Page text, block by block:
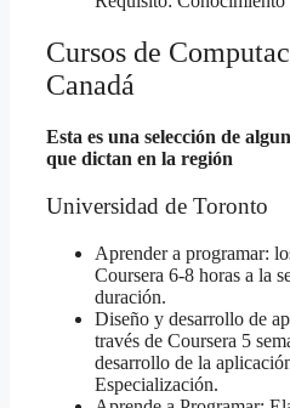
Cursos de
Canadá
Esta es una selección de
que dictan en la región
Universidad de Toronto
Aprender a programar:
Coursera 6-8 horas a la
duración.
Diseño y desarrollo de
través de Coursera 5
desarrollo de la
Especialización.